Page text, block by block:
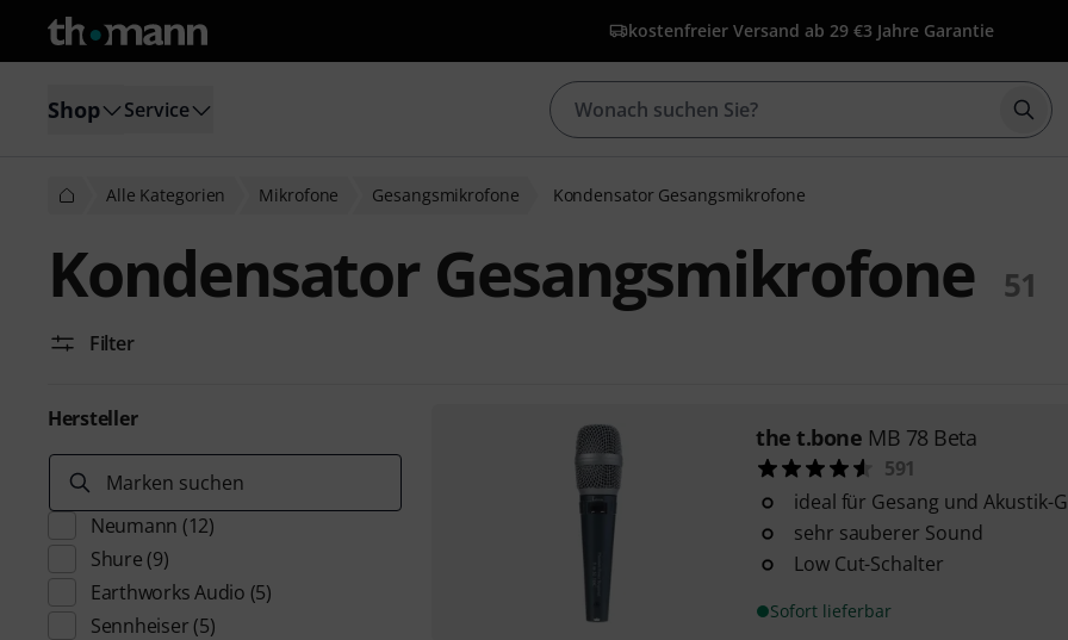
kostenfreier Versand ab 29 €3 Jahre Garantie
Shop Service
Alle Kategorien Mikrofone Gesangsmikrofone Kondensator Gesangsmikrofone
Kondensator Gesangsmikrofone 51
Filter
Hersteller
Marken suchen
Neumann (12)
Shure (9)
Earthworks Audio (5)
Sennheiser (5)
the t.bone MB 78 Beta
591
ideal für Gesang und Akustik-
sehr sauberer Sound
Low Cut-Schalter
Sofort lieferbar